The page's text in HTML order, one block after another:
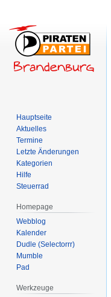
Hauptseite
Aktuelles
Termine
Letzte Änderungen
Kategorien
Hilfe
Steuerrad
Homepage
Webblog
Kalender
Dudle (Selectorrr)
Mumble
Pad
Werkzeuge